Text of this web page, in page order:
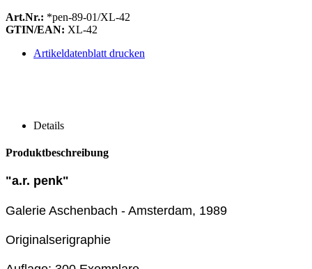
Art.Nr.: *pen-89-01/XL-42
GTIN/EAN: XL-42
Artikeldatenblatt drucken
Details
Produktbeschreibung
"a.r. penk"
Galerie Aschenbach - Amsterdam, 1989
Originalserigraphie